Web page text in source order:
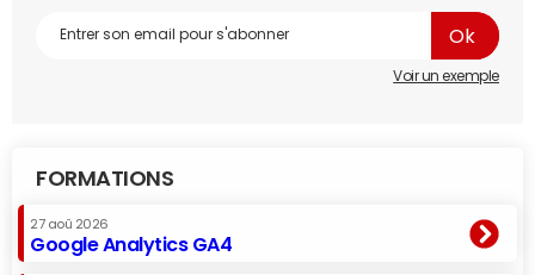
Voir un exemple
FORMATIONS
27 aoû 2026
Google Analytics GA4